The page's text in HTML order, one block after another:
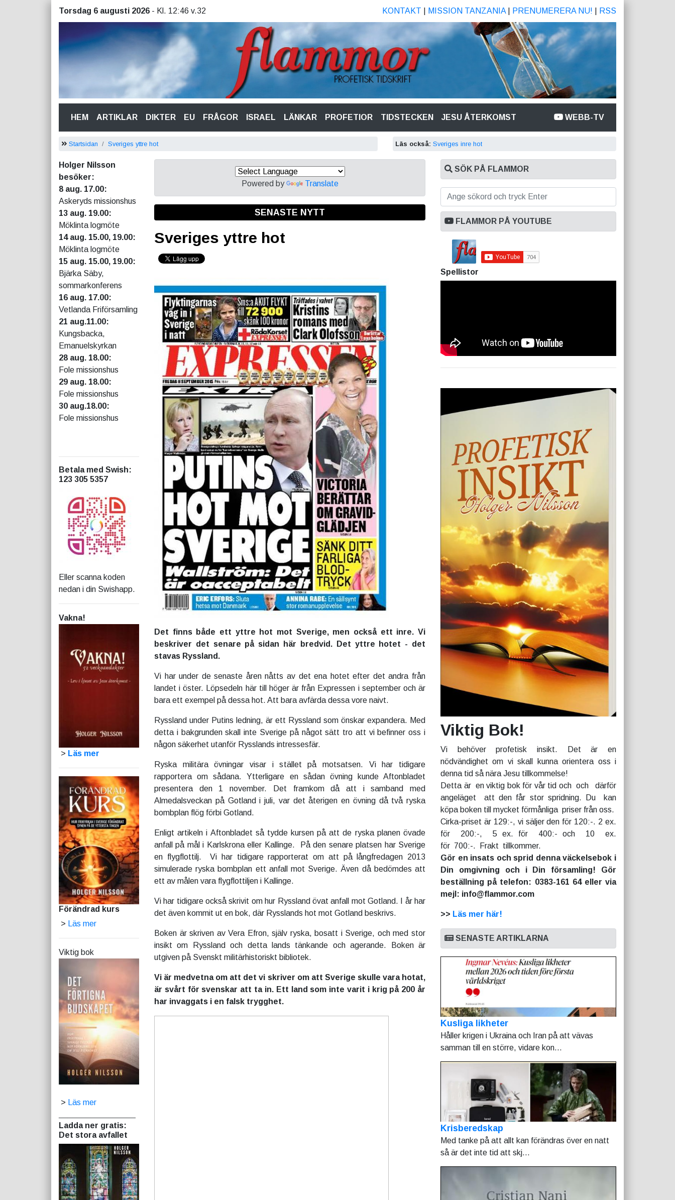
Torsdag 6 augusti 2026 - Kl. 12:46 v.32 KONTAKT MISSION TANZANIA| PRENUMERERA NU! RSS
HEM(CURRENT)
ARTIKLAR DIKTER EU FRÅGOR ISRAEL LÄNKAR PROFETIOR TIDSTECKEN JESU ÅTERKOMST WEBB-TV
Startsidan Sveriges yttre hot Läs också: Sveriges inre hot
Holger Nilsson
besöker:
8 aug. 17.00:
Askeryds missionshus
13 aug. 19.00:
Möklinta logmöte
14 aug. 15.00, 19.00:
Möklinta logmöte
15 aug. 15.00, 19.00:
Bjärka Säby,
sommarkonferens
16 aug. 17.00:
Vetlanda Friförsamling
21 aug.11.00:
Kungsbacka,
Emanuelskyrkan
28 aug. 18.00:
Fole missionshus
29 aug. 18.00:
Fole missionshus
30 aug.18.00:
Fole missionshus
Betala med Swish:
123 305 5357
Eller scanna koden
nedan i din Swishapp.
Vakna!
> Läs mer
Förändrad kurs
> Läs mer
Viktig bok
> Läs mer
Ladda ner gratis:
Det stora avfallet
Powered by Translate
SENASTE NYTT
Sveriges yttre hot
Det finns både ett yttre hot mot Sverige, men också ett inre. Vi
beskriver det senare på sidan här bredvid. Det yttre hotet - det
stavas Ryssland.
Vi har under de senaste åren nåtts av det ena hotet efter det andra från
landet i öster. Löpsedeln här till höger är från Expressen i september och är
bara ett exempel på dessa hot. Att bara avfärda dessa vore naivt.
Ryssland under Putins ledning, är ett Ryssland som önskar expandera. Med
detta i bakgrunden skall inte Sverige på något sätt tro att vi befinner oss i
någon säkerhet utanför Rysslands intressesfär.
Ryska militära övningar visar i stället på motsatsen. Vi har tidigare
rapportera om sådana. Ytterligare en sådan övning kunde Aftonbladet
presentera den 1 november. Det framkom då att i samband med
Almedalsveckan på Gotland i juli, var det återigen en övning då två ryska
bombplan flög förbi Gotland.
Enligt artikeln i Aftonbladet så tydde kursen på att de ryska planen övade
anfall på mål i Karlskrona eller Kallinge. På den senare platsen har Sverige
en flygflottilj. Vi har tidigare rapporterat om att på långfredagen 2013
simulerade ryska bombplan ett anfall mot Sverige. Även då bedömdes att
ett av målen vara flygflottiljen i Kallinge.
Vi har tidigare också skrivit om hur Ryssland övat anfall mot Gotland. I år har
det även kommit ut en bok, där Rysslands hot mot Gotland beskrivs.
Boken är skriven av Vera Efron, själv ryska, bosatt i Sverige, och med stor
insikt om Ryssland och detta lands tänkande och agerande. Boken är
utgiven på Svenskt militärhistoriskt bibliotek.
Vi är medvetna om att det vi skriver om att Sverige skulle vara hotat,
är svårt för svenskar att ta in. Ett land som inte varit i krig på 200 år
har invaggats i en falsk trygghet.
SÖK PÅ FLAMMOR
FLAMMOR PÅ YOUTUBE
Spellistor
Viktig Bok!
Vi behöver profetisk insikt. Det är en
nödvändighet om vi skall kunna orientera oss i
denna tid så nära Jesu tillkommelse!
Detta är en viktig bok för vår tid och och därför
angeläget att den får stor spridning. Du kan
köpa boken till mycket förmånliga priser från oss.
Cirka-priset är 129:-, vi säljer den för 120:-. 2 ex.
för 200:-, 5 ex. för 400:- och 10 ex.
för 700:-. Frakt tillkommer.
Gör en insats och sprid denna väckelsebok i
Din omgivning och i Din församling! Gör
beställning på telefon: 0383-161 64 eller via
mejl: info@flammor.com
>> Läs mer här!
SENASTE ARTIKLARNA
Kusliga likheter
Håller krigen i Ukraina och Iran på att vävas
samman till en större, vidare kon...
Krisberedskap
Med tanke på att allt kan förändras över en natt
så är det inte tid att skj...